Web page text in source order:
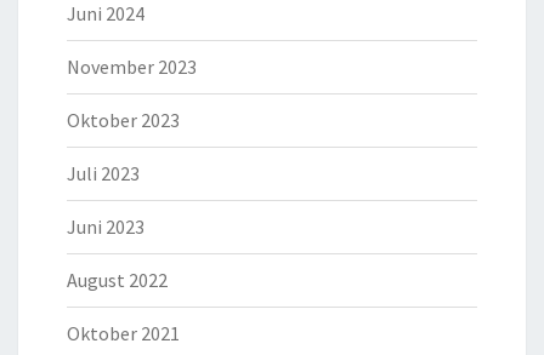
Juni 2024
November 2023
Oktober 2023
Juli 2023
Juni 2023
August 2022
Oktober 2021